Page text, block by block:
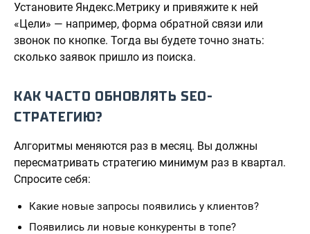
Установите Яндекс.Метрику и привяжите к ней
«Цели» — например, форма обратной связи или
звонок по кнопке. Тогда вы будете точно знать:
сколько заявок пришло из поиска.
КАК ЧАСТО ОБНОВЛЯТЬ SEO-
СТРАТЕГИЮ?
Алгоритмы меняются раз в месяц. Вы должны
пересматривать стратегию минимум раз в квартал.
Спросите себя:
Какие новые запросы появились у клиентов?
Появились ли новые конкуренты в топе?